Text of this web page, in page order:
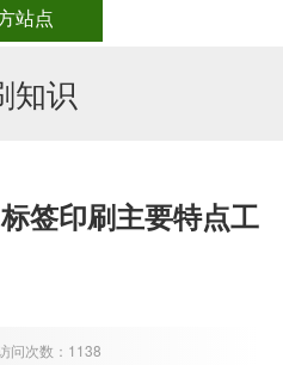
站点
知识
签印刷主要特点工
问次数：1138